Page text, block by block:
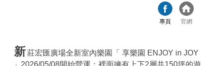
專頁 官網
新莊宏匯廣場全新室內樂園「 享樂園 ENJOY in JOY
」2026/05/08開始營運；裡面擁有上下2層共150坪的遊